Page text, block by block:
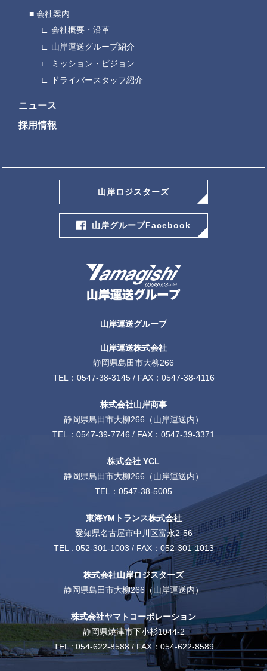
会社案内
会社概要・沿革
山岸運送グループ紹介
ミッション・ビジョン
ドライバースタッフ紹介
ニュース
採用情報
山岸運送グループ
山岸運送株式会社
静岡県島田市大柳266
TEL： 0547-38-3145/ FAX：0547-38-4116
株式会社山岸商事
静岡県島田市大柳266（山岸運送内）
TEL： 0547-39-7746 / FAX：0547-39-3371
株式会社 YCL
静岡県島田市大柳266（山岸運送内）
TEL： 0547-38-5005
東海YMトランス株式会社
愛知県名古屋市中川区富永2-56
TEL : 052-301-1003 / FAX：052-301-1013
株式会社山岸ロジスターズ
静岡県島田市大柳266（山岸運送内）
株式会社ヤマトコーポレーション
静岡県焼津市下小杉1044-2
TEL : 054-622-8588 / FAX：054-622-8589
山岸ロジスターズ
山岸グループFacebook